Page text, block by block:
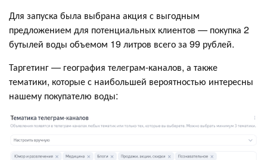
Для запуска была выбрана акция с выгодным
предложением для потенциальных клиентов — покупка 2
бутылей воды объемом 19 литров всего за 99 рублей.
Таргетинг — география телеграм-каналов, а также
тематики, которые с наибольшей вероятностью интересны
нашему покупателю воды: